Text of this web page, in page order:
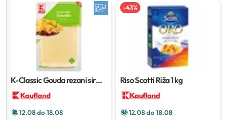
K-Classic Gouda rezani sir
12.08 do 18.08
-43%
Riso Scotti Riža1 kg
12.08 do 18.08